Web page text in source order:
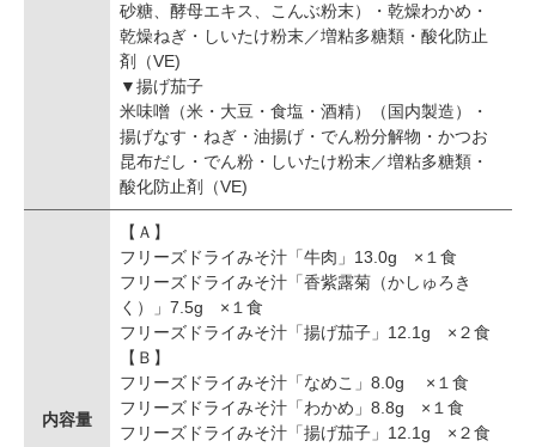
砂糖、酵母エキス、こんぶ粉末）・乾燥わかめ・
乾燥ねぎ・しいたけ粉末／増粘多糖類・酸化防止
剤（VE)
▼揚げ茄子
米味噌（米・大豆・食塩・酒精）（国内製造）・
揚げなす・ねぎ・油揚げ・でん粉分解物・かつお
昆布だし・でん粉・しいたけ粉末／増粘多糖類・
酸化防止剤（VE)
内容量
【Ａ】
フリーズドライみそ汁「牛肉」13.0g ×１食
フリーズドライみそ汁「香紫露菊（かしゅろき
く）」7.5g ×１食
フリーズドライみそ汁「揚げ茄子」12.1g ×２食
【Ｂ】
フリーズドライみそ汁「なめこ」8.0g ×１食
フリーズドライみそ汁「わかめ」8.8g ×１食
フリーズドライみそ汁「揚げ茄子」12.1g ×２食